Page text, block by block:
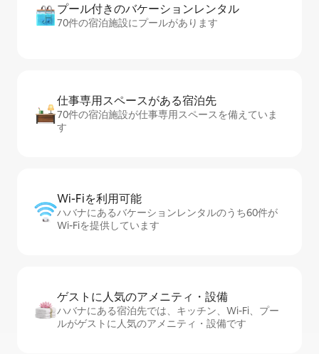
プール付きのバ⁠ケ⁠ー⁠シ⁠ョ⁠ンレ⁠ン⁠タ⁠ル
70件の宿泊施設にプールがあります
仕事専用ス⁠ペ⁠ー⁠スがあ⁠る宿⁠泊⁠先
70件の宿泊施設が仕事専用スペースを備えていま
す
Wi-Fiを利⁠用⁠可⁠能
ハバナにあるバケーションレンタルのうち60件が
Wi-Fiを提供しています
ゲストに人⁠気⁠のア⁠メ⁠ニ⁠テ⁠ィ・設⁠備
ハバナにある宿泊先では、キッチン、Wi-Fi、プー
ルがゲストに人気のアメニティ・設備です